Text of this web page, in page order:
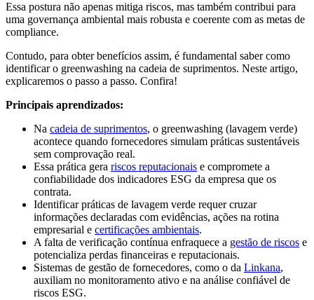
Essa postura não apenas mitiga riscos, mas também contribui para
uma governança ambiental mais robusta e coerente com as metas de
compliance.
Contudo, para obter benefícios assim, é fundamental saber como
identificar o greenwashing na cadeia de suprimentos. Neste artigo,
explicaremos o passo a passo. Confira!
Principais aprendizados:
Na cadeia de suprimentos, o greenwashing (lavagem verde)
acontece quando fornecedores simulam práticas sustentáveis
sem comprovação real.
Essa prática gera riscos reputacionais e compromete a
confiabilidade dos indicadores ESG da empresa que os
contrata.
Identificar práticas de lavagem verde requer cruzar
informações declaradas com evidências, ações na rotina
empresarial e certificações ambientais.
A falta de verificação contínua enfraquece a gestão de riscos e
potencializa perdas financeiras e reputacionais.
Sistemas de gestão de fornecedores, como o da Linkana,
auxiliam no monitoramento ativo e na análise confiável de
riscos ESG.